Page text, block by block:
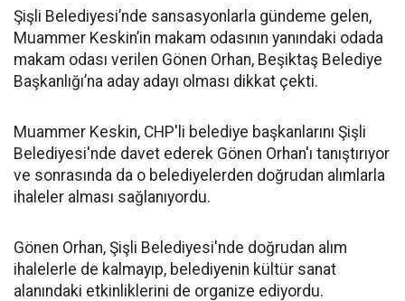
Şişli Belediyesi’nde sansasyonlarla gündeme gelen,
Muammer Keskin’in makam odasının yanındaki odada
makam odası verilen Gönen Orhan, Beşiktaş Belediye
Başkanlığı’na aday adayı olması dikkat çekti.
Muammer Keskin, CHP'li belediye başkanlarını Şişli
Belediyesi'nde davet ederek Gönen Orhan'ı tanıştırıyor
ve sonrasında da o belediyelerden doğrudan alımlarla
ihaleler alması sağlanıyordu.
Gönen Orhan, Şişli Belediyesi'nde doğrudan alım
ihalelerle de kalmayıp, belediyenin kültür sanat
alanındaki etkinliklerini de organize ediyordu.